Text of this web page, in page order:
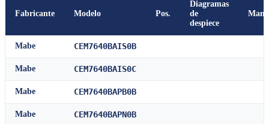
Fabricante Modelo Pos.
Diagramas
de
despiece
Mabe CEM7640BAIS0B
Mabe CEM7640BAIS0C
Mabe CEM7640BAPB0B
Mabe CEM7640BAPN0B